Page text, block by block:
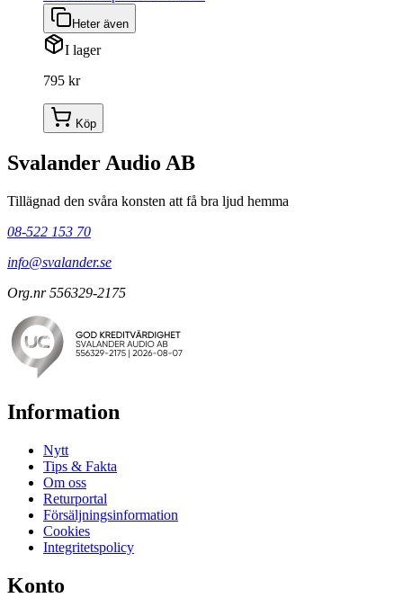
Heter även
I lager
795 kr
Köp
Svalander Audio AB
Tillägnad den svåra konsten att få bra ljud hemma
08-522 153 70
info@svalander.se
Org.nr 556329-2175
Information
Nytt
Tips & Fakta
Om oss
Returportal
Försäljningsinformation
Cookies
Integritetspolicy
Konto